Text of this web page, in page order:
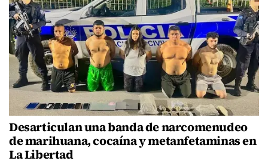
Desarticulan una banda de narcomenudeo
de marihuana, cocaína y metanfetaminas en
La Libertad